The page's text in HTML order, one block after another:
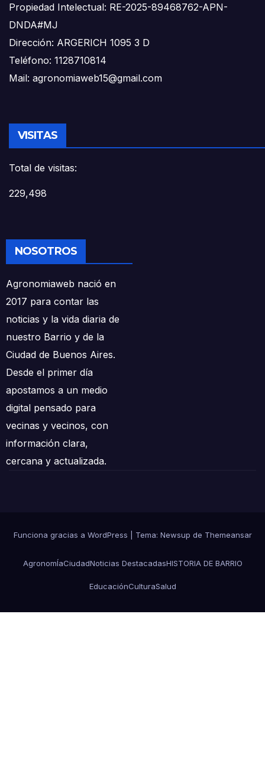
Propiedad Intelectual: RE-2025-89468762-APN-
DNDA#MJ
Dirección: ARGERICH 1095 3 D
Teléfono: 1128710814
Mail: agronomiaweb15@gmail.com
VISITAS
Total de visitas:
229,498
NOSOTROS
Agronomiaweb nació en
2017 para contar las
noticias y la vida diaria de
nuestro Barrio y de la
Ciudad de Buenos Aires.
Desde el primer día
apostamos a un medio
digital pensado para
vecinas y vecinos, con
información clara,
cercana y actualizada.
Funciona gracias a WordPress Tema: Newsup de Themeansar
AgronomÍaCiudadNoticias DestacadasHISTORIA DE BARRIO
EducaciónCulturaSalud